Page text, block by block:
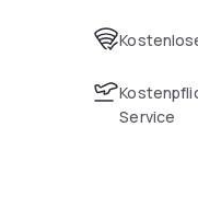
Service